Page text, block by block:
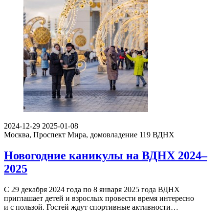
2024-12-29 2025-01-08
Москва, Проспект Мира, домовладение 119 ВДНХ
Новогодние каникулы на ВДНХ 2024–
2025
С 29 декабря 2024 года по 8 января 2025 года ВДНХ
приглашает детей и взрослых провести время интересно
и с пользой. Гостей ждут спортивные активности…